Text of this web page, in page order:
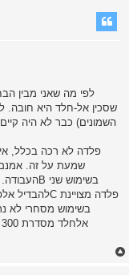
לפי מה שאני מבין
שסכין אל-חלד היא
השמונים) כבר לא היה
שמעת על זה.
בשימוש מסחרי לא